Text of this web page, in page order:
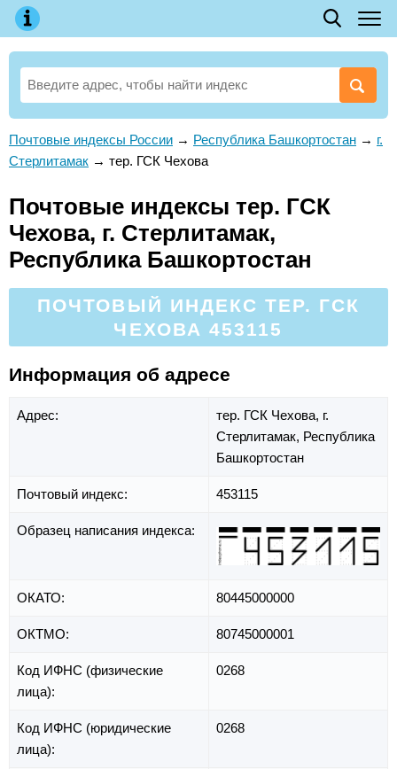
Почтовые индексы России → Республика Башкортостан → г.
Стерлитамак → тер. ГСК Чехова
Почтовые индексы тер. ГСК
Чехова, г. Стерлитамак,
Республика Башкортостан
ПОЧТОВЫЙ ИНДЕКС ТЕР. ГСК
ЧЕХОВА 453115
Информация об адресе
Адрес: тер. ГСК Чехова, г.
Стерлитамак, Республика
Башкортостан
Почтовый индекс: 453115
Образец написания индекса:
ОКАТО: 80445000000
ОКТМО: 80745000001
Код ИФНС (физические
лица):
0268
Код ИФНС (юридические
лица):
0268